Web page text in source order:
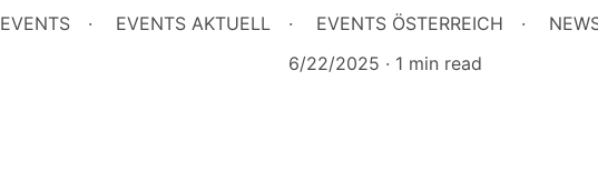
EVENTS EVENTS AKTUELL EVENTS ÖSTERREICH
6/22/2025
1 min read